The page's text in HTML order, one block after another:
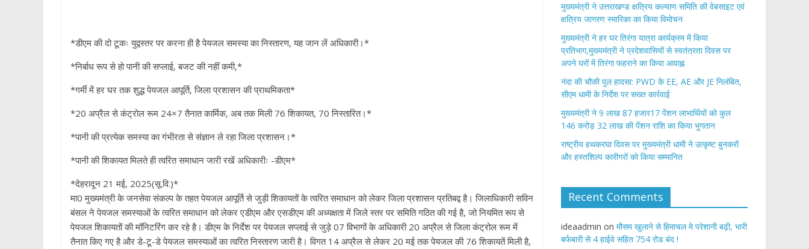
*डीएम की दो टूकः युद्वस्तर पर करना ही है पेयजल समस्या का निस्तारण, यह जान लें अधिकारी।*
*निर्बाध रूप से हो पानी की सप्लाई, बजट की नहीं कमी,*
*गर्मी में हर घर तक शुद्ध पेयजल आपूर्ति, जिला प्रशासन की प्राथमिकता*
*20 अप्रैल से कंट्रोल रूम 24×7 तैनात कार्मिक, अब तक मिली 76 शिकायत, 70 निस्तारित।*
*पानी की प्रत्येक समस्या का गंभीरता से संज्ञान ले रहा जिला प्रशासन।*
*पानी की शिकायत मिलते ही त्वरित समाधान जारी रखें अधिकारीः -डीएम*
*देहरादून 21 मई, 2025(सू.वि.)*
मा0 मुख्यमंत्री के जनसेवा संकल्प के तहत पेयजल आपूर्ति से जुड़ी शिकायतों के त्वरित समाधान को लेकर जिला प्रशासन प्रतिबद्व है। जिलाधिकारी सविन
बंसल ने पेयजल समस्याओं के त्वरित समाधान को लेकर एडीएम और एसडीएम की अध्यक्षता में जिले स्तर पर समिति गठित की गई है, जो नियमित रूप से
पेयजल शिकायतों की मॉनिटरिंग कर रहे है। डीएम के निर्देश पर पेयजल सप्लाई से जुड़े 07 विभागों के अधिकारी 20 अप्रैल से जिला कंट्रोल रूम में
तैनात किए गए है और डे-टू-डे पेयजल समस्याओं का त्वरित निस्तारण जारी है। विगत 14 अप्रैल से लेकर 20 मई तक पेयजल की 76 शिकायतें मिली है,
मुख्यमंत्री ने उत्तराखण्ड क्षत्रिय कल्याण समिति की वेबसाइट एवं
क्षत्रिय जागरण स्मारिका का किया विमोचन
मुख्यमंत्री ने हर घर तिरंगा यात्रा कार्यक्रम में किया
प्रतिभाग,मुख्यमंत्री ने प्रदेशवासियों से स्वतंत्रता दिवस पर
अपने घरों में तिरंगा फहराने का किया आवाह्न
नंदा की चौकी पुल हादसा: PWD के EE, AE और JE निलंबित,
सीएम धामी के निर्देश पर सख्त कार्रवाई
मुख्यमंत्री ने 9 लाख 87 हजार17 पेंशन लाभार्थियों को कुल
146 करोड़ 32 लाख की पेंशन राशि का किया भुगतान
राष्ट्रीय हथकरघा दिवस पर मुख्यमंत्री धामी ने उत्कृष्ट बुनकरों
और हस्तशिल्प कारीगरों को किया सम्मानित
Recent Comments
ideaadmin on मौसम खुलाने से हिमाचल मे परेशानी बढ़ी, भारी
बर्फबारी से 4 हाईवे सहित 754 रोड बंद !